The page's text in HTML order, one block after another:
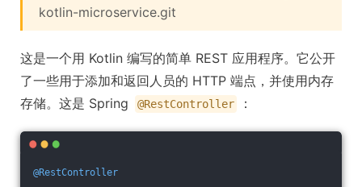
kotlin-microservice.git
这是一个用 Kotlin 编写的简单 REST 应用程序。它公开
了一些用于添加和返回人员的 HTTP 端点，并使用内存
存储。这是 Spring
@RestController ：
@RestController